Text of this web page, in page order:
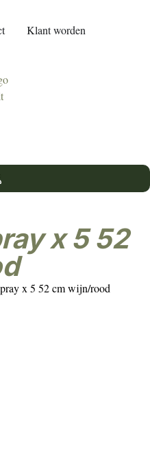
Klant worden
x 5 52 cm wijn/rood